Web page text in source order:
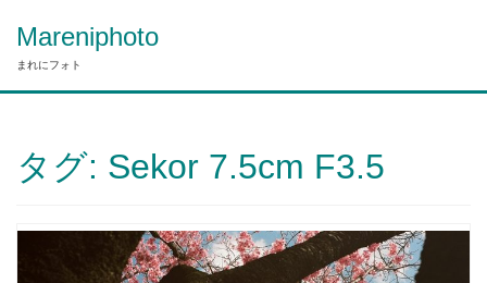
Mareniphoto
まれにフォト
タグ: Sekor 7.5cm F3.5